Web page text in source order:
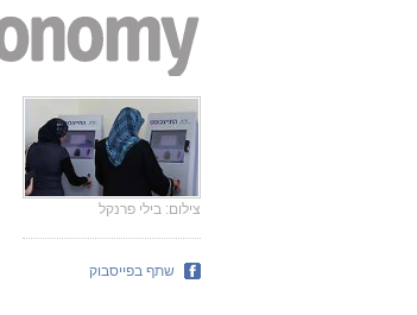
צילום: בילי פרנקל
שתף בפייסבוק